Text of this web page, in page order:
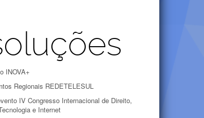
INOVA+
Regionais REDETELESUL
IV Congresso Internacional de Direito,
e Internet